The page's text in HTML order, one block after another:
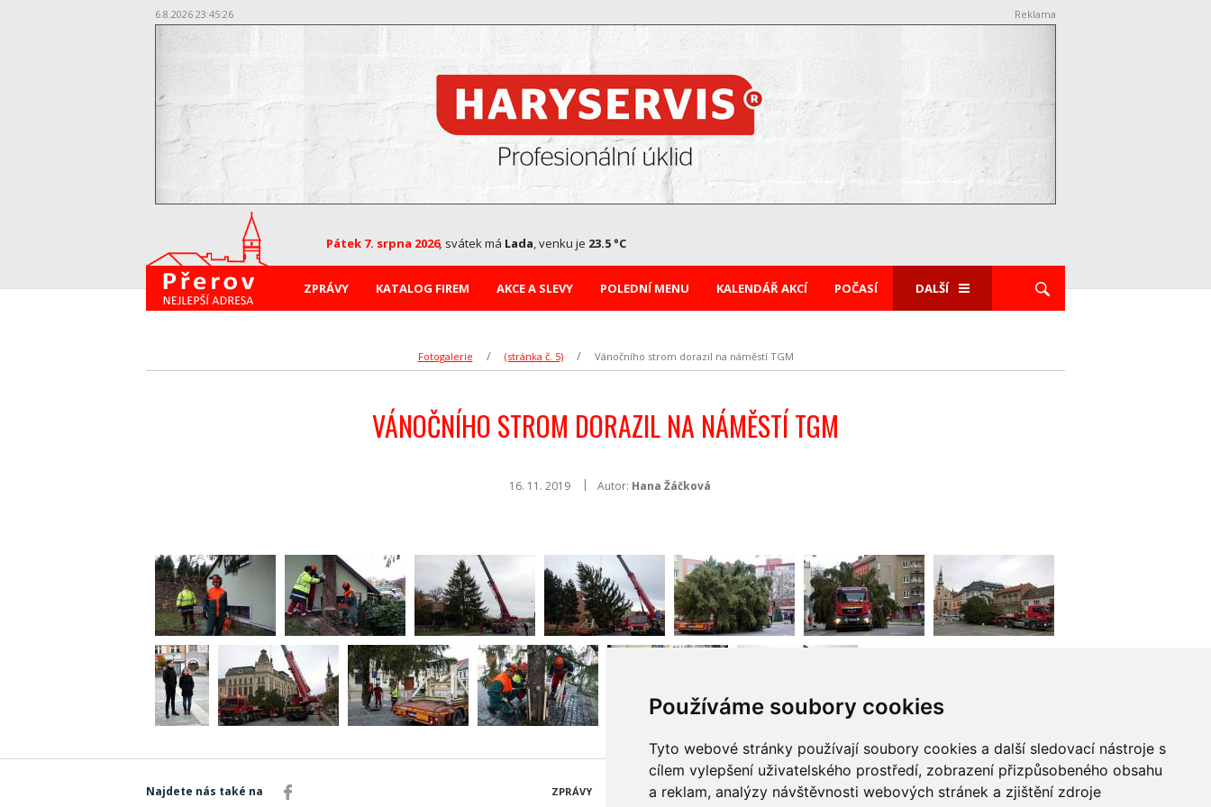
Používáme soubory cookies
Tyto webové stránky používají soubory cookies a další sledovací nástroje s
cílem vylepšení uživatelského prostředí, zobrazení přizpůsobeného obsahu
a reklam, analýzy návštěvnosti webových stránek a zjištění zdroje
6.8.2026 23:45:26 Reklama
Pátek 7. srpna 2026, svátek má Lada, venku je 23.5 °C
ZPRÁVY KATALOG FIREM AKCE A SLEVY POLEDNÍ MENU KALENDÁŘ AKCÍ POČASÍ DALŠÍ
Fotogalerie (stránka č. 5) Vánočního strom dorazil na náměstí TGM
VÁNOČNÍHO STROM DORAZIL NA NÁMĚSTÍ TGM
16. 11. 2019 Autor: Hana Žáčková
Najdete nás také na ZPRÁVY KATALOG FIREM AKCE A SLEVY POLEDNÍ MENU KALENDÁŘ AKCÍ POČASÍ